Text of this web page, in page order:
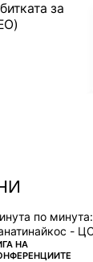
за
favorites
по минута:
ОТ
НА